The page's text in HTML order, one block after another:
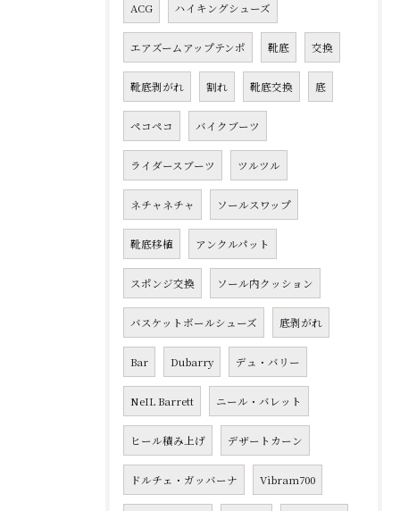
ACG ハイキングシューズ
エアズームアップテンポ 靴底 交換
靴底剥がれ 割れ 靴底交換 底
ペコペコ バイクブーツ
ライダースブーツ ツルツル
ネチャネチャ ソールスワップ
靴底移植 アンクルパット
スポンジ交換 ソール内クッション
バスケットボールシューズ 底剥がれ
Bar Dubarry デュ・バリー
NeIL Barrett ニール・バレット
ヒール積み上げ デザートカーン
ドルチェ・ガッバーナ Vibram700